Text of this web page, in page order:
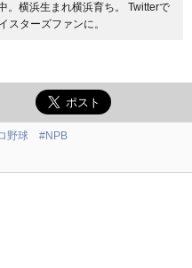
。横浜生まれ横浜育ち。 Twitterで
スターズファンに。
野球
#NPB